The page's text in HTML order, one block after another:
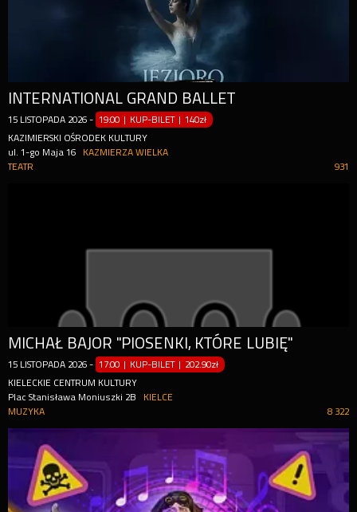
INTERNATIONAL GRAND BALLET
15 LISTOPADA 2026 - 19:00 | KUP-BILET |140zł
KAZIMIERSKI OŚRODEK KULTURY
ul. 1-go Maja 16
KAZMIERZA WIELKA
931
TEATR
MICHAŁ BAJOR "PIOSENKI, KTÓRE LUBIĘ"
15 LISTOPADA 2026 - 17:00 | KUP-BILET | 202.90zł
KIELECKIE CENTRUM KULTURY
Plac Stanisława Moniuszki 2B
KIELCE
8 322
MUZYKA